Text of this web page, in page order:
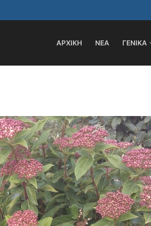
ΑΡΧΙΚΗ ΝΕΑ ΓΕΝΙΚΑ